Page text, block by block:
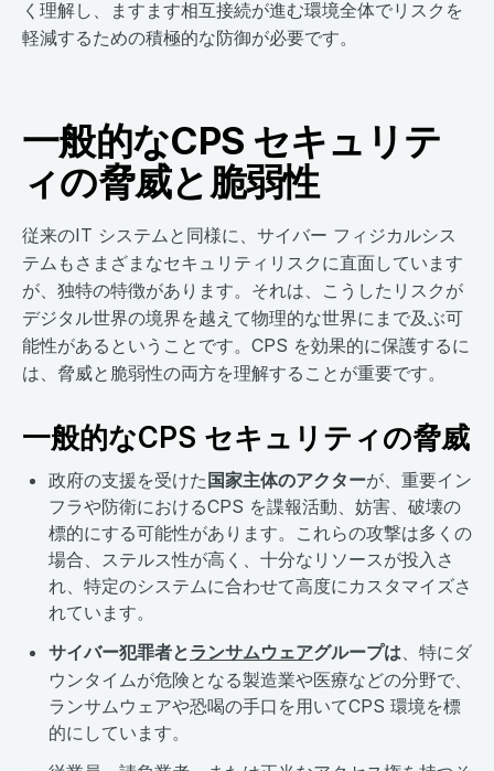
く理解し、ますます相互接続が進む環境全体でリスクを
軽減するための積極的な防御が必要です。
一般的なCPS セキュリテ
ィの脅威と脆弱性
従来のIT システムと同様に、サイバー フィジカルシス
テムもさまざまなセキュリティリスクに直面しています
が、独特の特徴があります。それは、こうしたリスクが
デジタル世界の境界を越えて物理的な世界にまで及ぶ可
能性があるということです。CPS を効果的に保護するに
は、脅威と脆弱性の両方を理解することが重要です。
一般的なCPS セキュリティの脅威
政府の支援を受けた 国家主体のアクターが、重要イン
フラや防衛におけるCPS を諜報活動、妨害、破壊の
標的にする可能性があります。これらの攻撃は多くの
場合、ステルス性が高く、十分なリソースが投入さ
れ、特定のシステムに合わせて高度にカスタマイズさ
れています。
サイバー犯罪者とランサムウェアグループは、特にダ
ウンタイムが危険となる製造業や医療などの分野で、
ランサムウェアや恐喝の手口を用いてCPS 環境を標
的にしています。